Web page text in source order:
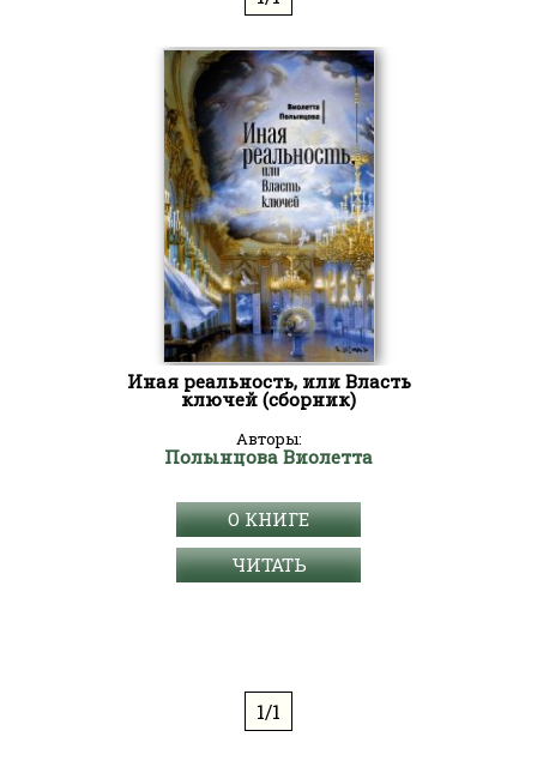
Иная реальность, или Власть
ключей (сборник)
Авторы:
Полынцова Виолетта
О КНИГЕ
ЧИТАТЬ
1/1